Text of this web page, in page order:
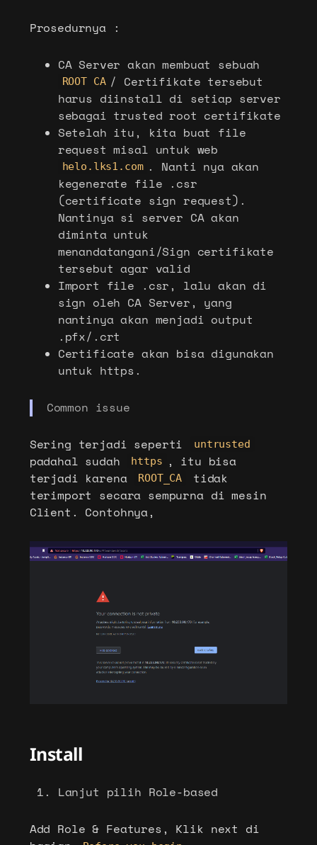
Prosedurnya :
CA Server akan membuat sebuah
ROOT CA / Certifikate tersebut
harus diinstall di setiap server
sebagai trusted root certifikate
Setelah itu, kita buat file
request misal untuk web
helo.lks1.com . Nanti nya akan
kegenerate file .csr
(certificate sign request).
Nantinya si server CA akan
diminta untuk
menandatangani/Sign certifikate
tersebut agar valid
Import file .csr, lalu akan di
sign oleh CA Server, yang
nantinya akan menjadi output
.pfx/.crt
Certificate akan bisa digunakan
untuk https.
Common issue
Sering terjadi seperti untrusted
padahal sudah https
, itu bisa
terjadi karena
ROOT_CA
tidak
terimport secara sempurna di mesin
Client. Contohnya,
Install
Lanjut pilih Role-based
Add Role & Features, Klik next di